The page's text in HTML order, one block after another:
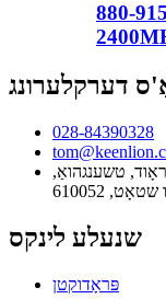
880-
דערקלערונג
028-84390328
9, נומער 6 טשענגע ראָוד, טשענגהואַ,
610052
שנעלע לינקס
פּראָדוקטן